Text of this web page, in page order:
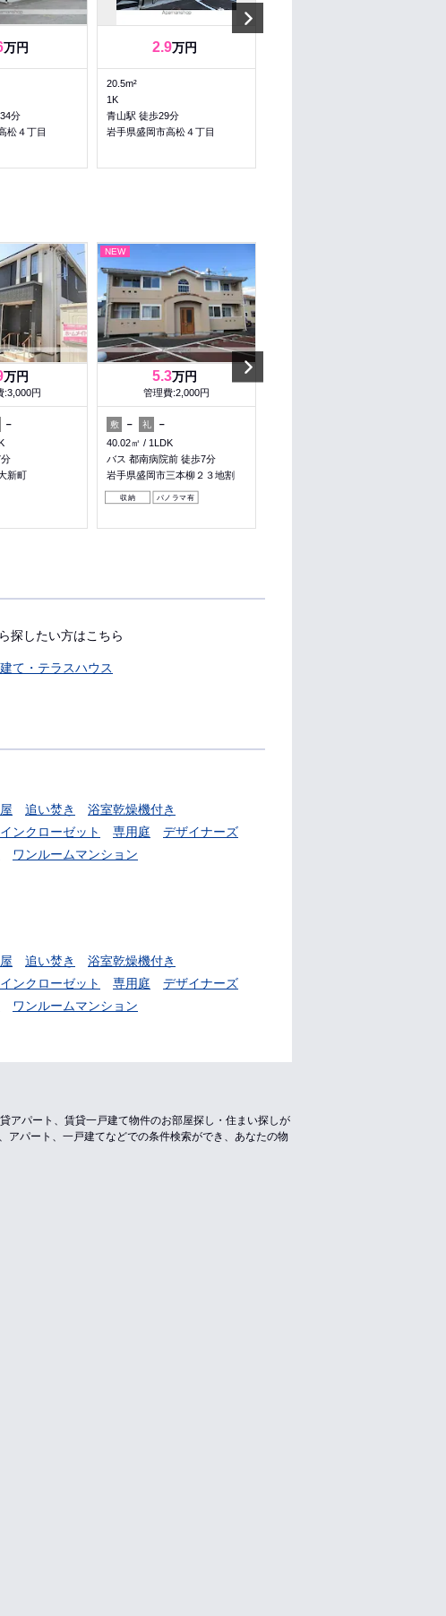
万円
分
松４丁目
2.9万円
20.5m²
1K
青山駅 徒歩29分
岩手県盛岡市高松４丁目
万円
:3,000円
－
新町
NEW
5.3万円
管理費:2,000円
敷 － 礼
－
40.02㎡
1LDK
バス 都南病院前 徒歩7分
岩手県盛岡市三本柳２３地割
収納 パノラマ有
探したい方はこちら
て・テラスハウス
追い焚き
浴室乾燥機付き
ンクローゼット 専用庭
デザイナーズ
ワンルームマンション
追い焚き
浴室乾燥機付き
ンクローゼット 専用庭
デザイナーズ
ワンルームマンション
アパート、賃貸一戸建て物件のお部屋探し・住まい探しが
パート、一戸建てなどでの条件検索ができ、あなたの物